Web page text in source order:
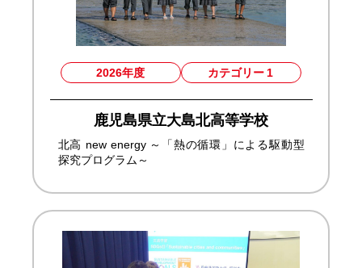
2026年度 カテゴリー 1
鹿児島県立大島北高等学校
北高 new energy ～「熱の循環」による駆動型
探究プログラム～